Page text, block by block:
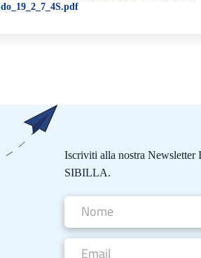
do_19_2_7_4S.pdf
Iscriviti alla nostra Newsletter
SIBILLA.